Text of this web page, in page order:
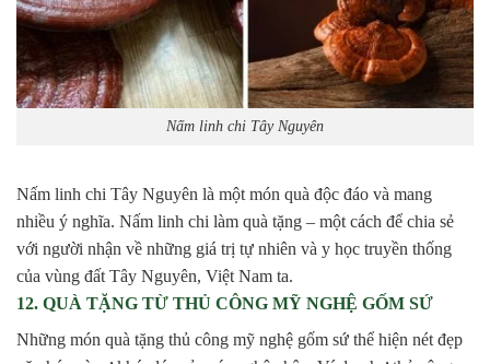
Nấm linh chi Tây Nguyên
Nấm linh chi Tây Nguyên là một món quà độc đáo và mang
nhiều ý nghĩa. Nấm linh chi làm quà tặng – một cách để chia sẻ
với người nhận về những giá trị tự nhiên và y học truyền thống
của vùng đất Tây Nguyên, Việt Nam ta.
12. QUÀ TẶNG TỪ THỦ CÔNG MỸ NGHỆ GỐM SỨ
Những món quà tặng thủ công mỹ nghệ gốm sứ thể hiện nét đẹp